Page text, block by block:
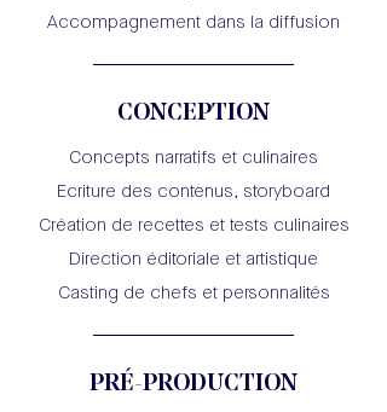
Accompagnement dans la diffusion
CONCEPTION
Concepts narratifs et culinaires
Ecriture des contenus, storyboard
Création de recettes et tests culinaires
Direction éditoriale et artistique
Casting de chefs et personnalités
PRÉ-PRODUCTION